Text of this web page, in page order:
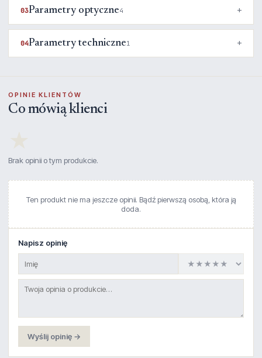
03Parametry optyczne4
04Parametry techniczne1
OPINIE KLIENTÓW
Co mówią klienci
Brak opinii o tym produkcie.
Ten produkt nie ma jeszcze opinii. Bądź pierwszą osobą, która ją
doda.
Napisz opinię
Wyślij opinię →